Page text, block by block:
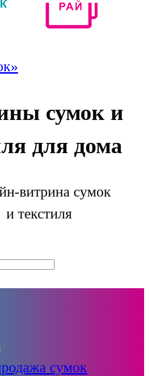
сумок и
для дома
витрина сумок
и текстиля
сумок